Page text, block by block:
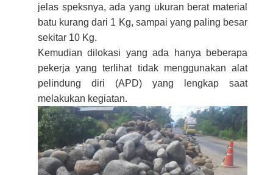
jelas speksnya, ada yang ukuran berat material
batu kurang dari 1 Kg, sampai yang paling besar
sekitar 10 Kg.
Kemudian dilokasi yang ada hanya beberapa
pekerja yang terlihat tidak menggunakan alat
pelindung diri (APD) yang lengkap saat
melakukan kegiatan.